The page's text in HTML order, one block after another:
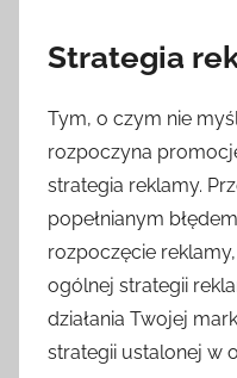
Strategia
Tym, o czym nie
rozpoczyna
strategia reklamy.
popełnianym
rozpoczęcie
ogólnej strategii
działania Twojej
strategii ustalonej w